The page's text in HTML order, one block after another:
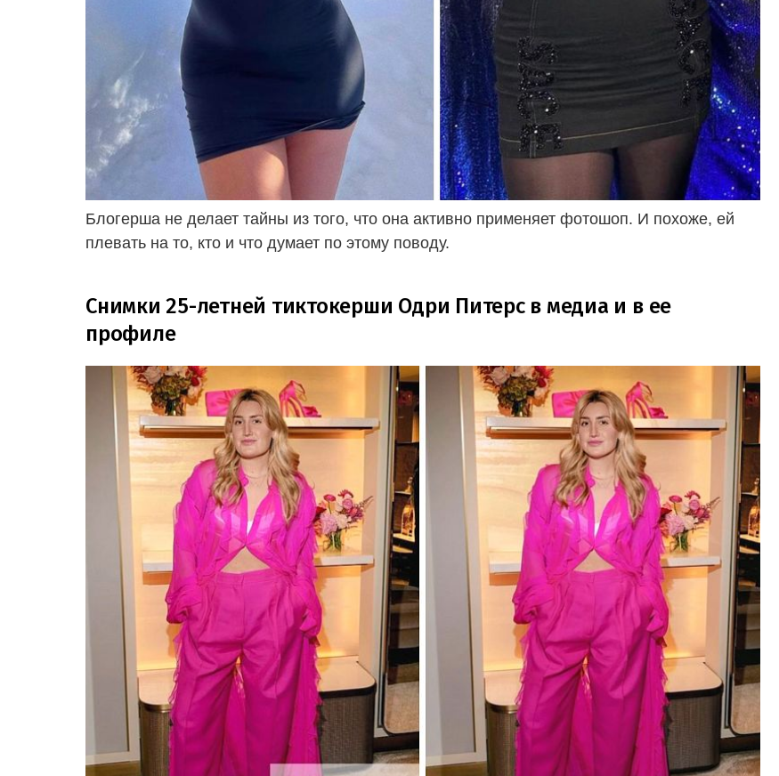
Блогерша не делает тайны из того, что она активно применяет фотошоп. И похоже, ей
плевать на то, кто и что думает по этому поводу.
Снимки 25-летней тиктокерши Одри Питерс в медиа и в ее
профиле